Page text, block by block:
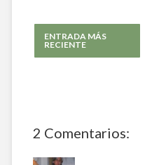
ENTRADA MÁS
RECIENTE
2 Comentarios: